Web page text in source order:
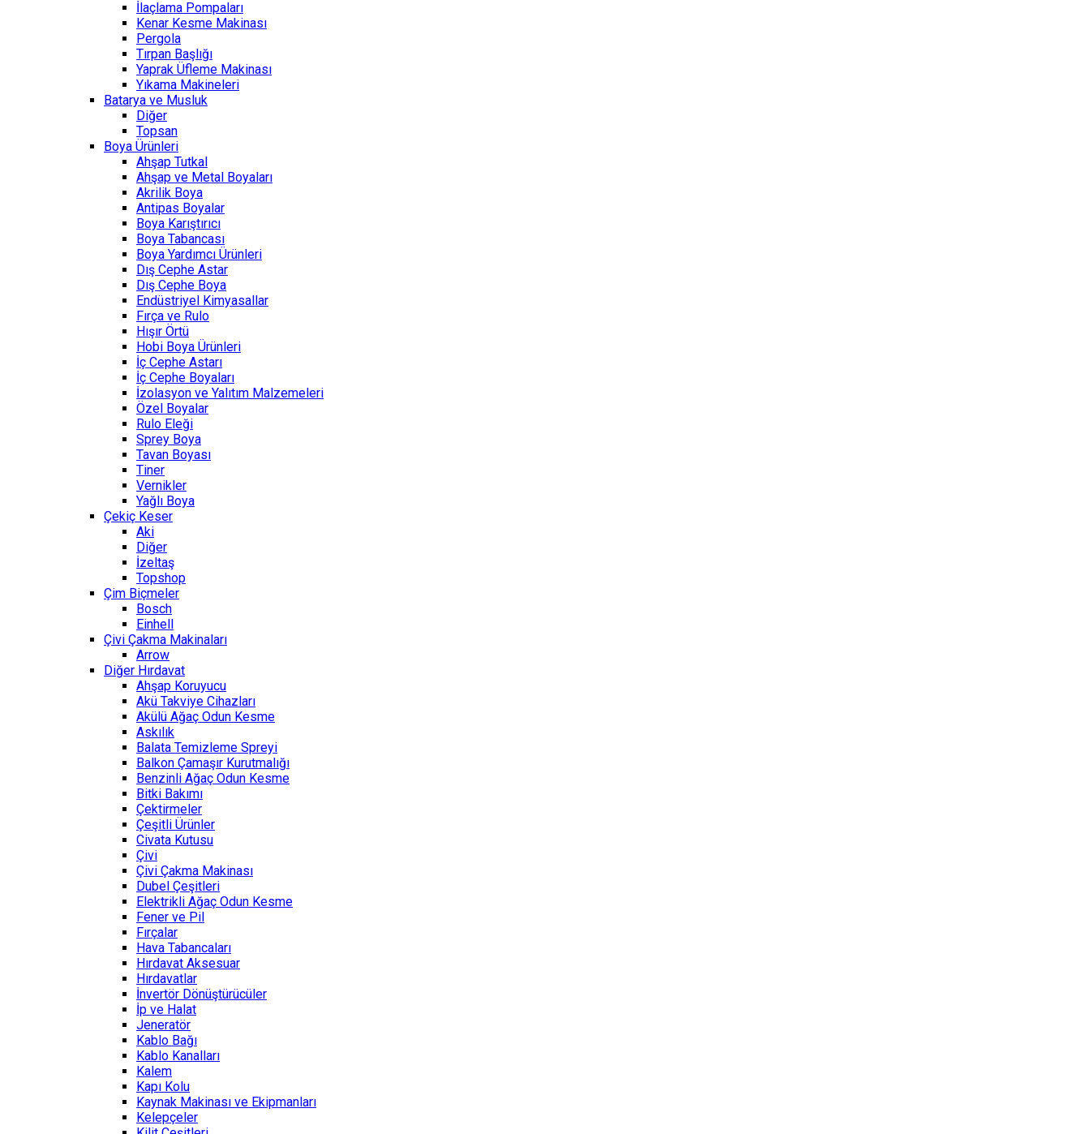
İlaçlama Pompaları
Kenar Kesme Makinası
Pergola
Tırpan Başlığı
Yaprak Üfleme Makinası
Yıkama Makineleri
Batarya ve Musluk
Diğer
Topsan
Boya Ürünleri
Ahşap Tutkal
Ahşap ve Metal Boyaları
Akrilik Boya
Antipas Boyalar
Boya Karıştırıcı
Boya Tabancası
Boya Yardımcı Ürünleri
Dış Cephe Astar
Dış Cephe Boya
Endüstriyel Kimyasallar
Fırça ve Rulo
Hışır Örtü
Hobi Boya Ürünleri
İç Cephe Astarı
İç Cephe Boyaları
İzolasyon ve Yalıtım Malzemeleri
Özel Boyalar
Rulo Eleği
Sprey Boya
Tavan Boyası
Tiner
Vernikler
Yağlı Boya
Çekiç Keser
Aki
Diğer
İzeltaş
Topshop
Çim Biçmeler
Bosch
Einhell
Çivi Çakma Makinaları
Arrow
Diğer Hırdavat
Ahşap Koruyucu
Akü Takviye Cihazları
Akülü Ağaç Odun Kesme
Askılık
Balata Temizleme Spreyi
Balkon Çamaşır Kurutmalığı
Benzinli Ağaç Odun Kesme
Bitki Bakımı
Çektirmeler
Çeşitli Ürünler
Civata Kutusu
Çivi
Çivi Çakma Makinası
Dubel Çeşitleri
Elektrikli Ağaç Odun Kesme
Fener ve Pil
Fırçalar
Hava Tabancaları
Hırdavat Aksesuar
Hırdavatlar
İnvertör Dönüştürücüler
İp ve Halat
Jeneratör
Kablo Bağı
Kablo Kanalları
Kalem
Kapı Kolu
Kaynak Makinası ve Ekipmanları
Kelepçeler